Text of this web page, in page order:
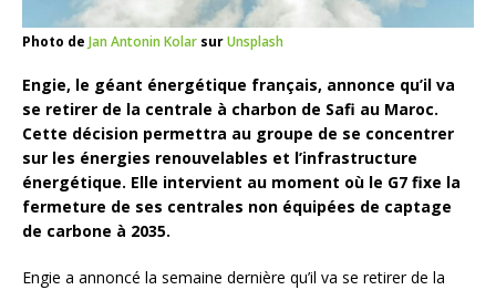
Photo de Jan Antonin Kolar surUnsplash
Engie, le géant énergétique français, annonce qu’il va
se retirer de la centrale à charbon de Safi au Maroc.
Cette décision permettra au groupe de se concentrer
sur les énergies renouvelables et l’infrastructure
énergétique. Elle intervient au moment où le G7 fixe la
fermeture de ses centrales non équipées de captage
de carbone à 2035.
Engie a annoncé la semaine dernière qu’il va se retirer de la